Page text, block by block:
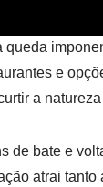
e
a
de bate e
atrai tanto